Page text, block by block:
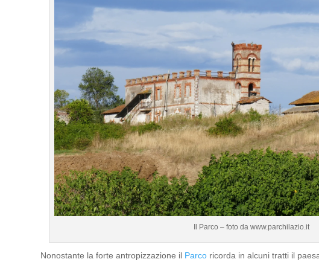
Il Parco – foto da www.parchilazio.it
Nonostante la forte antropizzazione il Parco ricorda in alcuni tratti il